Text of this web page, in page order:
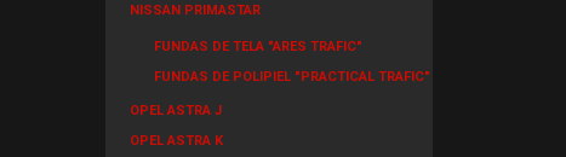
NISSAN PRIMASTAR
FUNDAS DE TELA "ARES TRAFIC"
FUNDAS DE POLIPIEL "PRACTICAL TRAFIC"
OPEL ASTRA J
OPEL ASTRA K